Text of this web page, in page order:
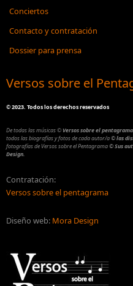
Conciertos
Contacto y contratación
Dossier para prensa
Versos sobre el
©2023. Todos los derechos reservados
De todas las músicas© Versos sobre el pentagrama
todos las biografías y fotos de cada autor/a© las
fotografías de Versos sobre el Pentagrama© Sus
Design.
Contratación:
Versos sobre el pentagrama
Diseño web: Mora Design